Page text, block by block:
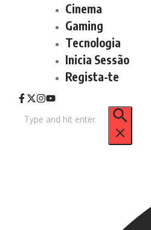
Cinema
Gaming
Tecnologia
Inicia Sessão
Regista-te
por: